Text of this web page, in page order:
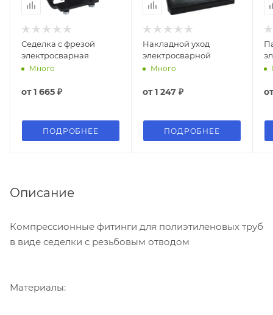
Седелка с фрезой
электросварная
Много
от1 665 ₽
ПОДРОБНЕЕ
Накладной уход
электросварной
Много
от1 247 ₽
ПОДРОБНЕЕ
Описание
Компрессионные фитинги для полиэтиленовых труб
в виде седелки с резьбовым отводом
Материалы: